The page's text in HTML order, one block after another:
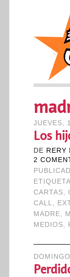
JUEVES,
Los
DE RERY
2
CARTAS,
CALL,
MADRE,
MEDIOS,